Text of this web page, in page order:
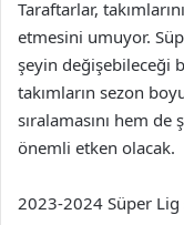
Taraftarlar,
etmesini umuyor.
şeyin değişebileceği
takımların sezon
sıralamasını hem de
önemli etken olacak.
2023-2024 Süper Lig